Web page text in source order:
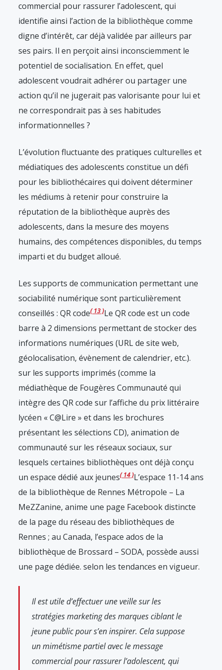
commercial pour rassurer l’adolescent, qui
identifie ainsi l’action de la bibliothèque comme
digne d’intérêt, car déjà validée par ailleurs par
ses pairs. Il en perçoit ainsi inconsciemment le
potentiel de socialisation. En effet, quel
adolescent voudrait adhérer ou partager une
action qu’il ne jugerait pas valorisante pour lui et
ne correspondrait pas à ses habitudes
informationnelles ?
L’évolution fluctuante des pratiques culturelles et
médiatiques des adolescents constitue un défi
pour les bibliothécaires qui doivent déterminer
les médiums à retenir pour construire la
réputation de la bibliothèque auprès des
adolescents, dans la mesure des moyens
humains, des compétences disponibles, du temps
imparti et du budget alloué.
Les supports de communication permettant une
sociabilité numérique sont particulièrement
conseillés : QR code 13 Le QR code est un code
barre à 2 dimensions permettant de stocker des
informations numériques (URL de site web,
géolocalisation, évènement de calendrier, etc.).
sur les supports imprimés (comme la
médiathèque de Fougères Communauté qui
intègre des QR code sur l’affiche du prix littéraire
lycéen « C@Lire » et dans les brochures
présentant les sélections CD), animation de
communauté sur les réseaux sociaux, sur
lesquels certaines bibliothèques ont déjà conçu
un espace dédié aux jeunes 14 L’espace 11-14 ans
de la bibliothèque de Rennes Métropole – La
MeZZanine, anime une page Facebook distincte
de la page du réseau des bibliothèques de
Rennes ; au Canada, l’espace ados de la
bibliothèque de Brossard – SODA, possède aussi
une page dédiée. selon les tendances en vigueur.
Il est utile d’effectuer une veille sur les
stratégies marketing des marques ciblant le
jeune public pour s’en inspirer. Cela suppose
un mimétisme partiel avec le message
commercial pour rassurer l’adolescent, qui